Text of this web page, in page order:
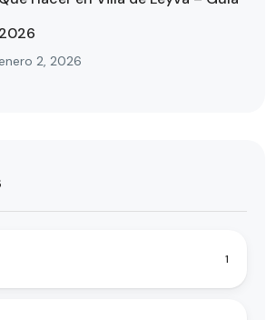
2026
2, 2026
1